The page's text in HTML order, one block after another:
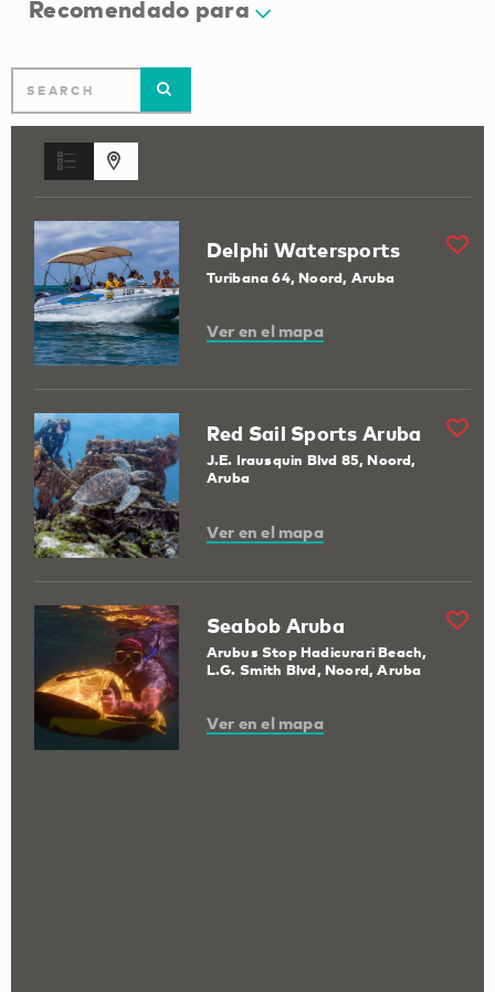
Recomendado para
Delphi Watersports
Turibana 64, Noord, Aruba
Ver en el mapa
Red Sail Sports Aruba
J.E. Irausquin Blvd 85, Noord,
Aruba
Ver en el mapa
Seabob Aruba
Arubus Stop Hadicurari Beach,
L.G. Smith Blvd, Noord, Aruba
Ver en el mapa